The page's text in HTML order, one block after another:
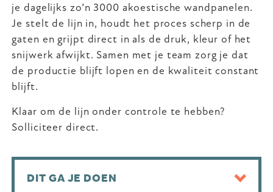
je dagelijks zo’n 3000 akoestische wandpanelen.
Je stelt de lijn in, houdt het proces scherp in de
gaten en grijpt direct in als de druk, kleur of het
snijwerk afwijkt. Samen met je team zorg je dat
de productie blijft lopen en de kwaliteit constant
blijft.
Klaar om de lijn onder controle te hebben?
Solliciteer direct.
DIT GA JE DOEN